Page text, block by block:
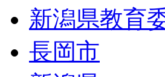
新潟県教育
長岡市